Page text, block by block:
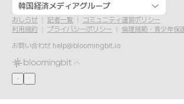
韓国経済メディアグループ
おしらせ 記者一覧
コミュニティ運営ポリシー
利用規約
プライバシーポリシー
倫理規範・青少年保
お問い合わせ help@bloomingbit.io